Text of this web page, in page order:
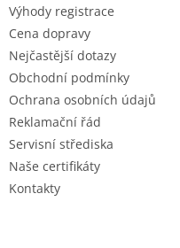
Výhody registrace
Cena dopravy
Nejčastější dotazy
Obchodní podmínky
Ochrana osobních údajů
Reklamační řád
Servisní střediska
Naše certifikáty
Kontakty